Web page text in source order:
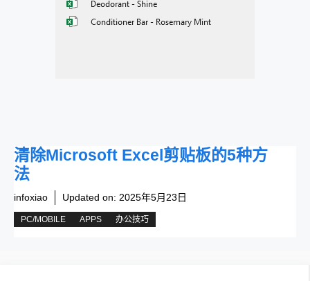
清除Microsoft Excel剪贴板的5种方
法
infoxiao Updated on: 2025年5月23日
PC/MOBILE APPS 办公技巧